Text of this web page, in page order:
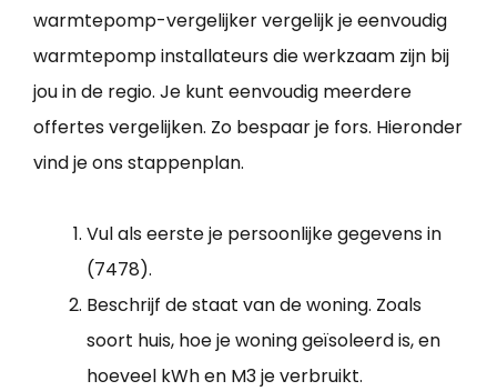
warmtepomp-vergelijker vergelijk je eenvoudig
warmtepomp installateurs die werkzaam zijn bij
jou in de regio. Je kunt eenvoudig meerdere
offertes vergelijken. Zo bespaar je fors. Hieronder
vind je ons stappenplan.
Vul als eerste je persoonlijke gegevens in
(7478).
Beschrijf de staat van de woning. Zoals
soort huis, hoe je woning geïsoleerd is, en
hoeveel kWh en M3 je verbruikt.